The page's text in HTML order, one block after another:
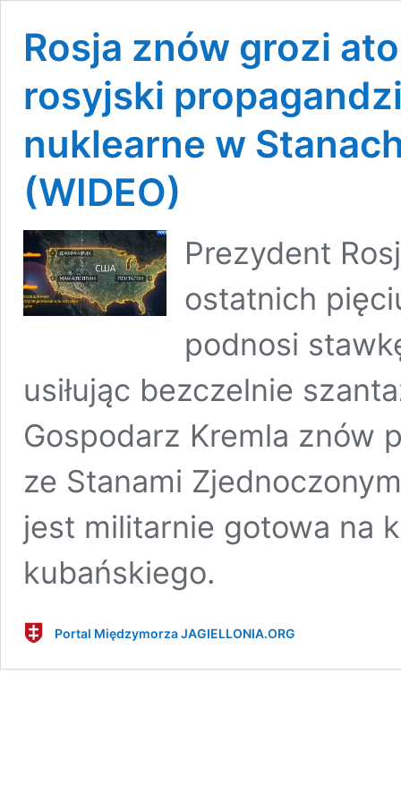
Rosja znów grozi
rosyjski
nuklearne w
(WIDEO)
Prezydent
ostatnich
podnosi
usiłując bezczelnie
Gospodarz Kremla znów
ze Stanami
jest militarnie gotowa na
kubańskiego.
Portal Międzymorza JAGIELLONIA.ORG